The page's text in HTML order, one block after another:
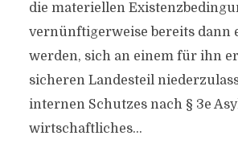
die materiellen
vernünftigerweise bereits dann
werden, sich an einem für ihn
sicheren Landesteil
internen Schutzes nach § 3e
wirtschaftliches...